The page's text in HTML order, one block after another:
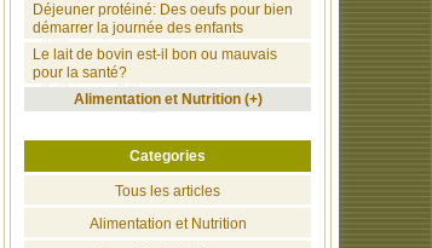
Déjeuner protéiné: Des oeufs pour bien
démarrer la journée des enfants
Le lait de bovin est-il bon ou mauvais
pour la santé?
Alimentation et Nutrition (+)
Categories
Tous les articles
Alimentation et Nutrition